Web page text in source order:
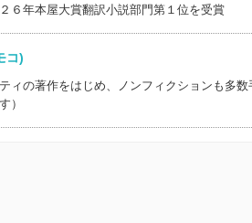
６年本屋大賞翻訳小説部門第１位を受賞
モコ)
ィの著作をはじめ、ノンフィクションも多
）